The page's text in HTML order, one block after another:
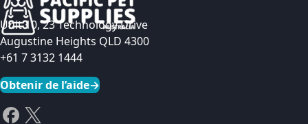
Unit 10, 23 Technology Drive
Augustine Heights QLD 4300
+61 7 3132 1444
Obtenir de l’aide→